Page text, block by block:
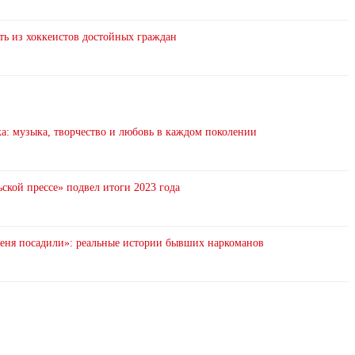
из хоккеистов достойных граждан
музыка, творчество и любовь в каждом поколении
прессе» подвел итоги 2023 года
посадили»: реальные истории бывших наркоманов